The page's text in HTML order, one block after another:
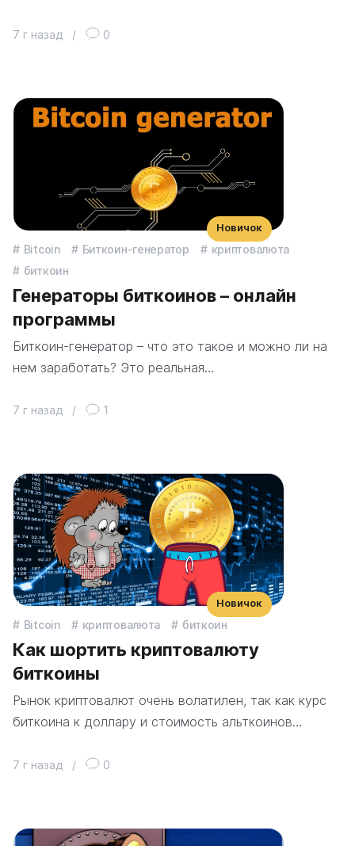
7 г назад / 0
Bitcoin Биткоин-генератор
криптовалюта
биткоин
Генераторы биткоинов – онлайн
программы
Биткоин-генератор – что это такое и можно ли на
нем заработать? Это реальная…
7 г назад / 1
Новичок
Bitcoin криптовалюта биткоин
Как шортить криптовалюту
биткоины
Рынок криптовалют очень волатилен, так как курс
биткоина к доллару и стоимость альткоинов…
7 г назад / 0
Новичок